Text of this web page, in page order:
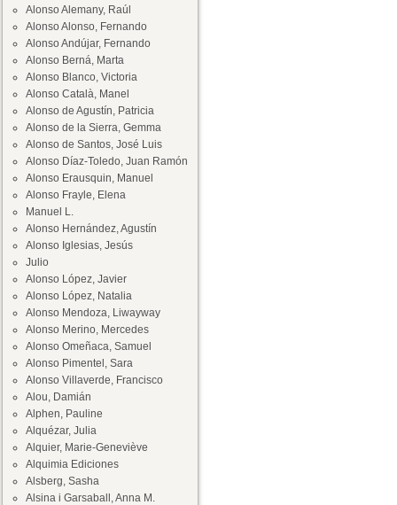
Alonso Alemany, Raúl
Alonso Alonso, Fernando
Alonso Andújar, Fernando
Alonso Berná, Marta
Alonso Blanco, Victoria
Alonso Català, Manel
Alonso de Agustín, Patricia
Alonso de la Sierra, Gemma
Alonso de Santos, José Luis
Alonso Díaz-Toledo, Juan Ramón
Alonso Erausquin, Manuel
Alonso Frayle, Elena
Manuel L.
Alonso Hernández, Agustín
Alonso Iglesias, Jesús
Julio
Alonso López, Javier
Alonso López, Natalia
Alonso Mendoza, Liwayway
Alonso Merino, Mercedes
Alonso Omeñaca, Samuel
Alonso Pimentel, Sara
Alonso Villaverde, Francisco
Alou, Damián
Alphen, Pauline
Alquézar, Julia
Alquier, Marie-Geneviève
Alquimia Ediciones
Alsberg, Sasha
Alsina i Garsaball, Anna M.